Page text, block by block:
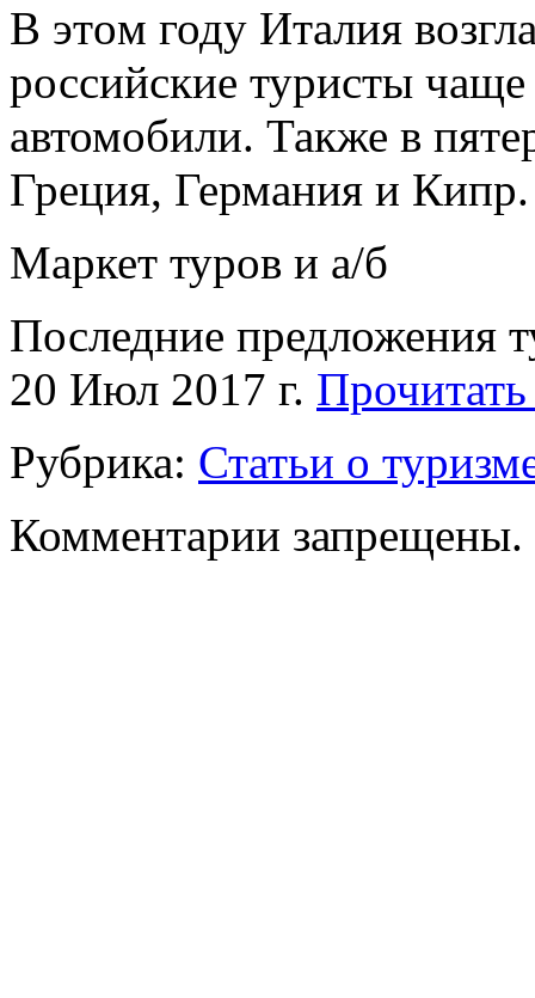
В этoм году Италия
российские туристы чаще
автомобили. Также в
Греция, Германия и Кипр.
Маркет туров и а/б
Последние предложения
20 Июл 2017 г.
Рубрика: Статьи о
Комментарии запрещены.